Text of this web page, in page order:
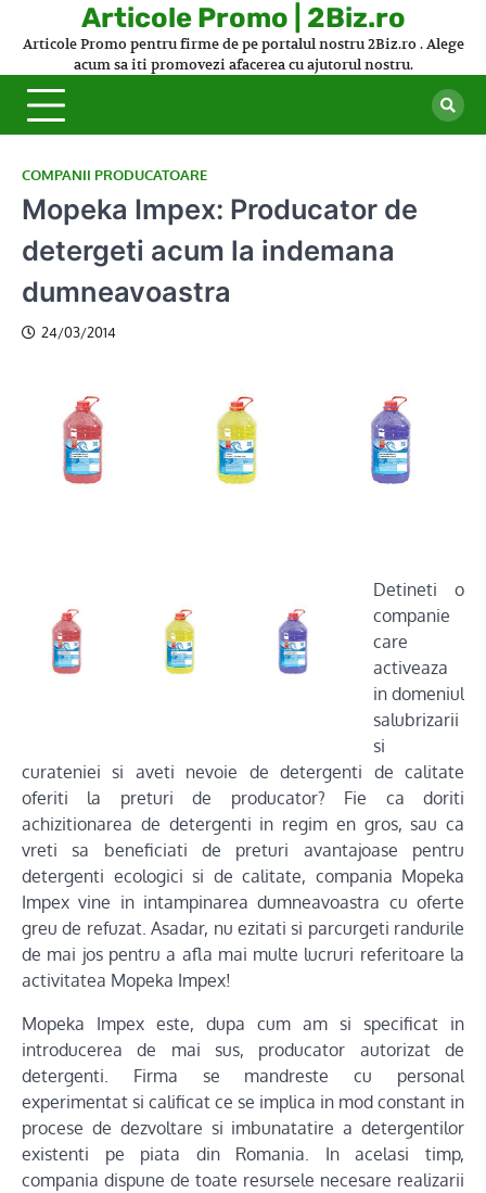
Articole Promo | 2Biz.ro
Articole Promo pentru firme de pe portalul nostru 2Biz.ro . Alege
acum sa iti promovezi afacerea cu ajutorul nostru.
COMPANII PRODUCATOARE
Mopeka Impex: Producator de
detergeti acum la indemana
dumneavoastra
24/03/2014
Detineti o
companie
care
activeaza
in domeniul
salubrizarii
si
curateniei si aveti nevoie de detergenti de calitate
oferiti la preturi de producator? Fie ca doriti
achizitionarea de detergenti in regim en gros, sau ca
vreti sa beneficiati de preturi avantajoase pentru
detergenti ecologici si de calitate, compania Mopeka
Impex vine in intampinarea dumneavoastra cu oferte
greu de refuzat. Asadar, nu ezitati si parcurgeti randurile
de mai jos pentru a afla mai multe lucruri referitoare la
activitatea Mopeka Impex!
Mopeka Impex este, dupa cum am si specificat in
introducerea de mai sus, producator autorizat de
detergenti. Firma se mandreste cu personal
experimentat si calificat ce se implica in mod constant in
procese de dezvoltare si imbunatatire a detergentilor
existenti pe piata din Romania. In acelasi timp,
compania dispune de toate resursele necesare realizarii